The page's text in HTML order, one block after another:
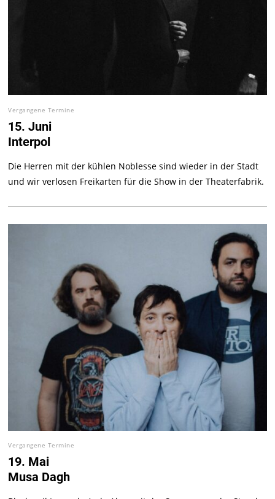
Vergangene Termine
15. Juni
Interpol
Die Herren mit der kühlen Noblesse sind wieder in der Stadt
und wir verlosen Freikarten für die Show in der Theaterfabrik.
Vergangene Termine
19. Mai
Musa Dagh